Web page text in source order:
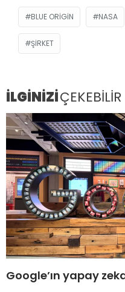
BLUE ORIGIN NASA
ŞIRKET
İLGİNİZİÇEKEBİLİR
Google’ın yapay